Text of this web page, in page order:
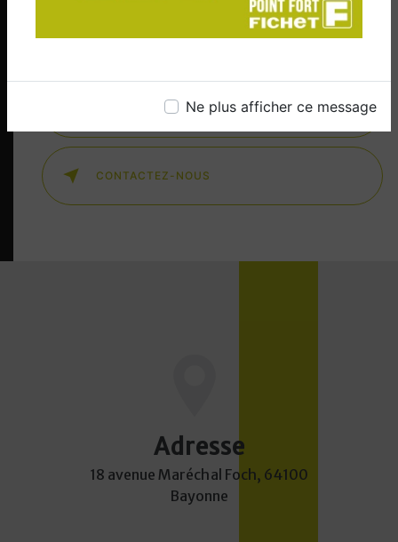
Ne plus afficher ce message
appartements hautement fiables et durables.
EN SAVOIR PLUS
CONTACTEZ-NOUS
Adresse
18 avenue Maréchal Foch, 64100
Bayonne